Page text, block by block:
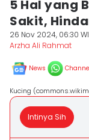
5 Hal yang
Sakit,
26 Nov 2024, 06:30
Arzha Ali Rahmat
News
Kucing
Intinya Sih